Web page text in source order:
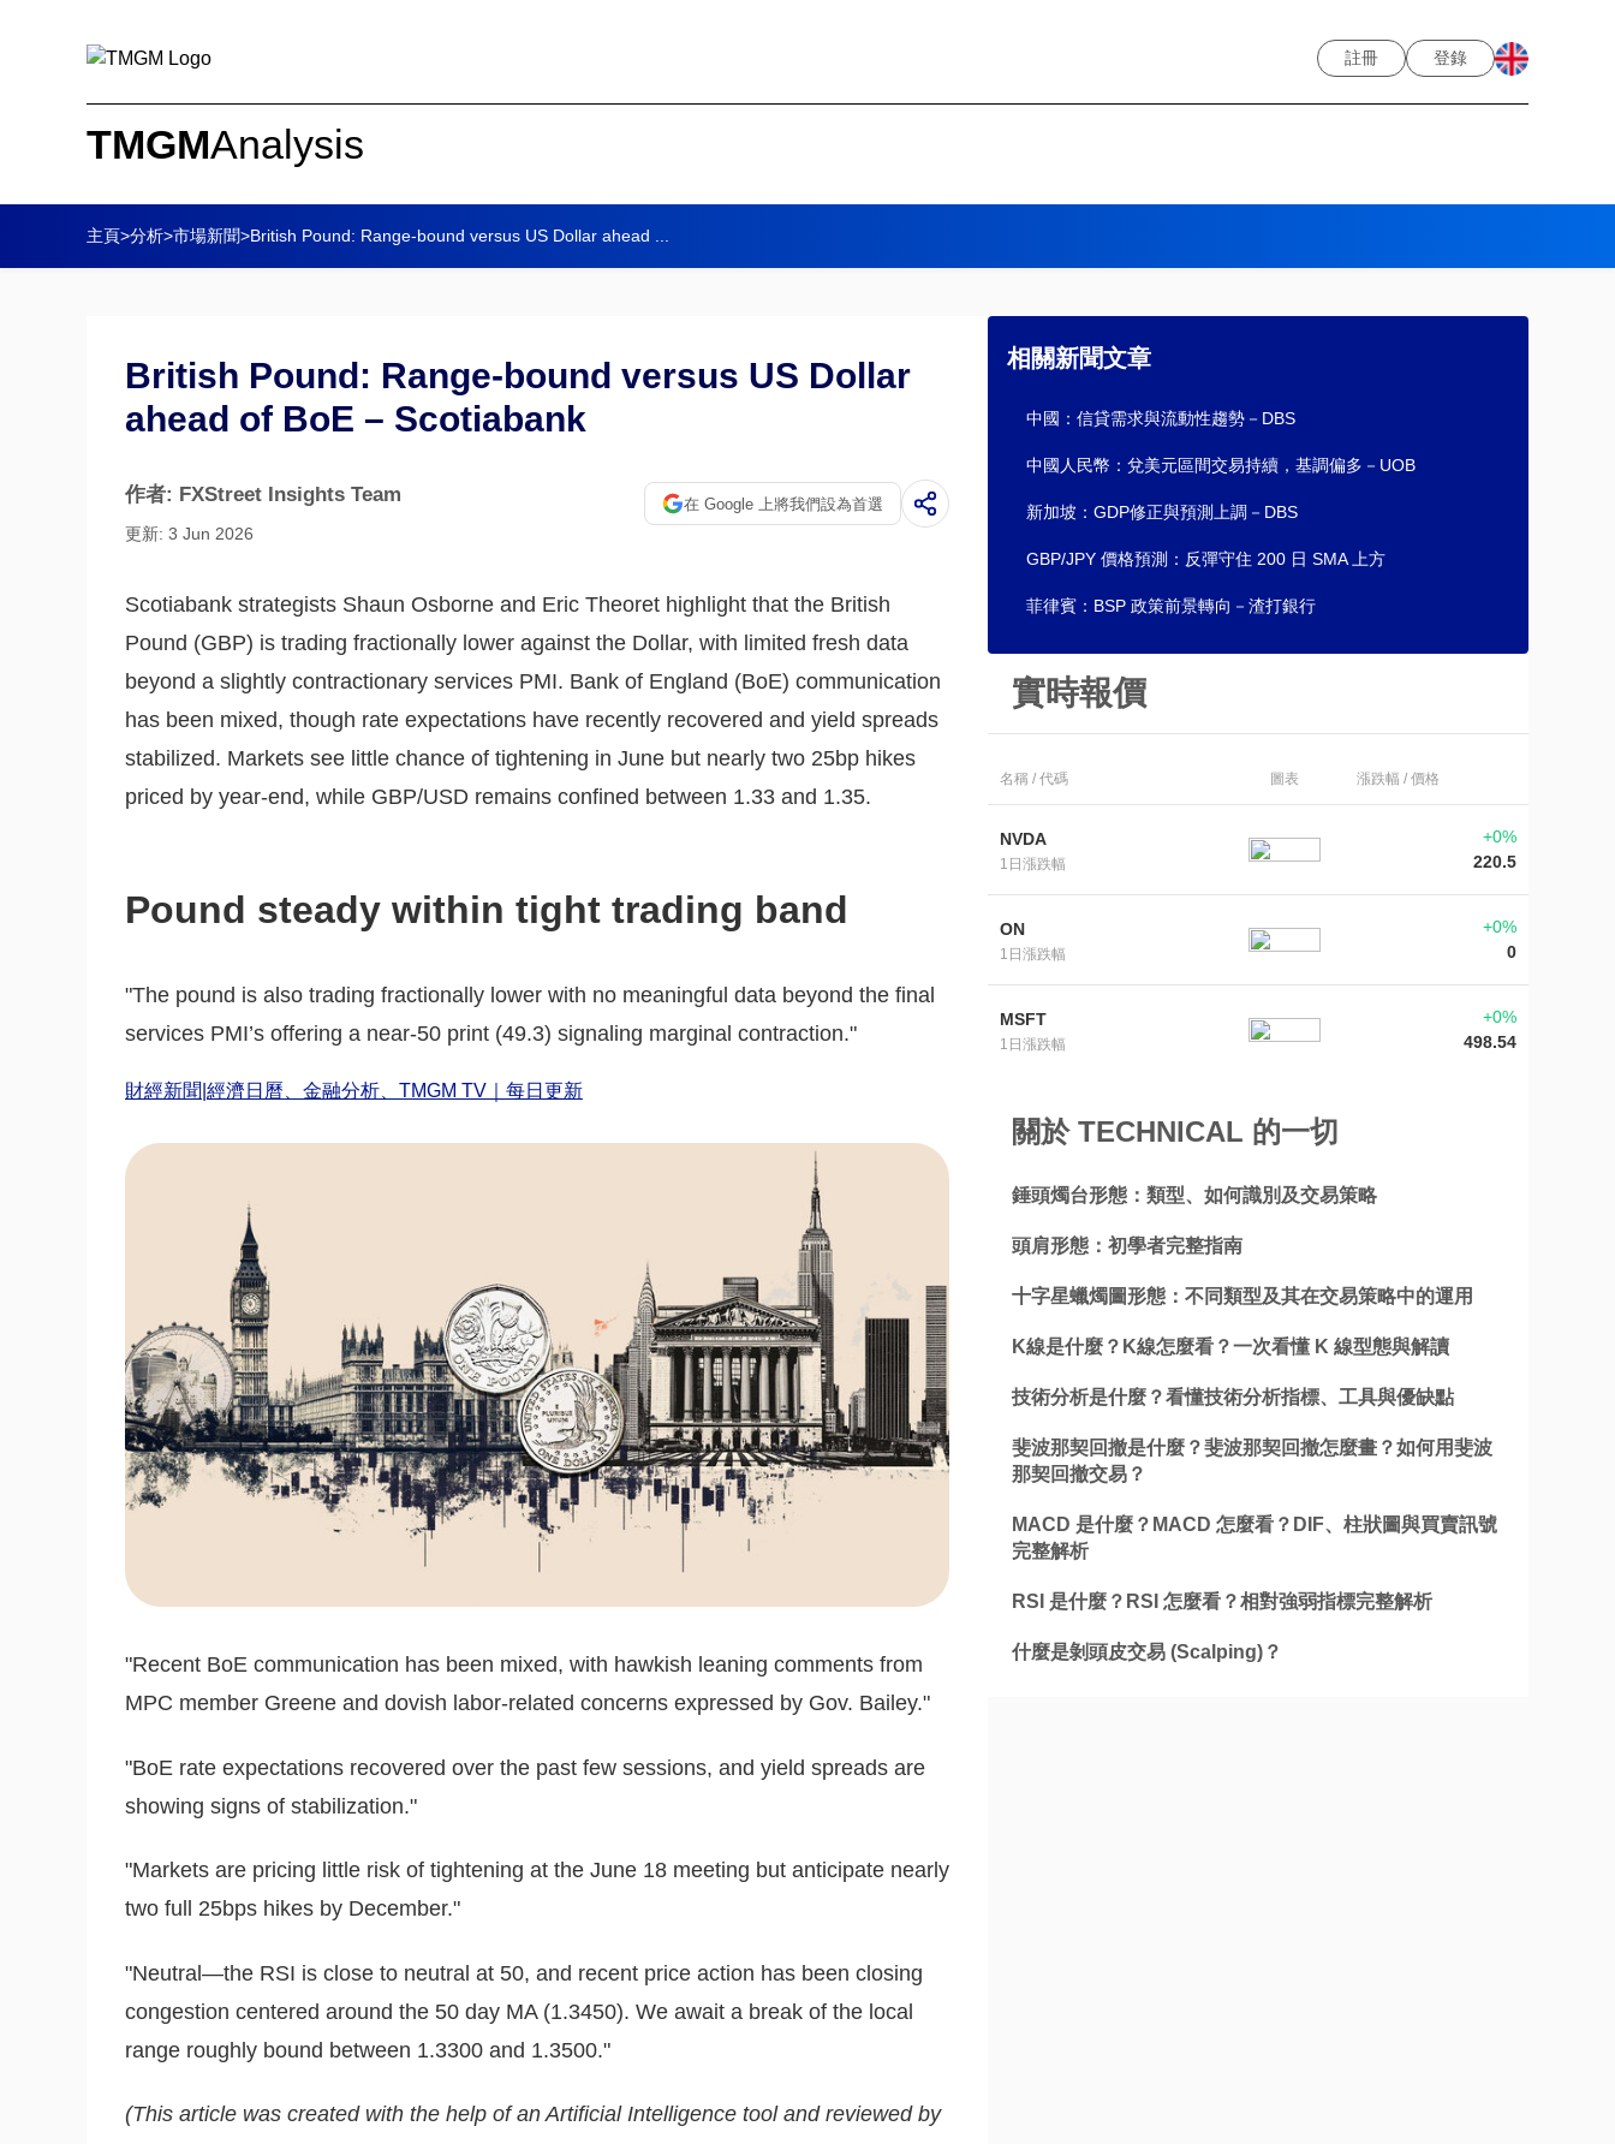
註冊 登錄
TMGMAnalysis
主頁>分析>市場新聞>British Pound: Range-bound versus US Dollar ahead ...
British Pound: Range-bound versus US Dollar
ahead of BoE – Scotiabank
作者: FXStreet Insights Team
更新: 3 Jun 2026
在 Google 上將我們設為首選
Scotiabank strategists Shaun Osborne and Eric Theoret highlight that the British
Pound (GBP) is trading fractionally lower against the Dollar, with limited fresh data
beyond a slightly contractionary services PMI. Bank of England (BoE) communication
has been mixed, though rate expectations have recently recovered and yield spreads
stabilized. Markets see little chance of tightening in June but nearly two 25bp hikes
priced by year-end, while GBP/USD remains confined between 1.33 and 1.35.
Pound steady within tight trading band
"The pound is also trading fractionally lower with no meaningful data beyond the final
services PMI’s offering a near-50 print (49.3) signaling marginal contraction."
財經新聞|經濟日曆、金融分析、TMGM TV｜每日更新
"Recent BoE communication has been mixed, with hawkish leaning comments from
MPC member Greene and dovish labor-related concerns expressed by Gov. Bailey."
"BoE rate expectations recovered over the past few sessions, and yield spreads are
showing signs of stabilization."
"Markets are pricing little risk of tightening at the June 18 meeting but anticipate nearly
two full 25bps hikes by December."
"Neutral—the RSI is close to neutral at 50, and recent price action has been closing
congestion centered around the 50 day MA (1.3450). We await a break of the local
range roughly bound between 1.3300 and 1.3500."
(This article was created with the help of an Artificial Intelligence tool and reviewed by
相關新聞文章
中國：信貸需求與流動性趨勢－DBS
中國人民幣：兌美元區間交易持續，基調偏多－UOB
新加坡：GDP修正與預測上調－DBS
GBP/JPY 價格預測：反彈守住 200 日 SMA 上方
菲律賓：BSP 政策前景轉向－渣打銀行
實時報價
名稱 / 代碼 圖表 漲跌幅 / 價格
NVDA
1日漲跌幅
+0%
220.5
ON
1日漲跌幅
+0%
0
MSFT
1日漲跌幅
+0%
498.54
關於 TECHNICAL 的一切
錘頭燭台形態：類型、如何識別及交易策略
頭肩形態：初學者完整指南
十字星蠟燭圖形態：不同類型及其在交易策略中的運用
K線是什麼？K線怎麼看？一次看懂 K 線型態與解讀
技術分析是什麼？看懂技術分析指標、工具與優缺點
斐波那契回撤是什麼？斐波那契回撤怎麼畫？如何用斐波
那契回撤交易？
MACD 是什麼？MACD 怎麼看？DIF、柱狀圖與買賣訊號
完整解析
RSI 是什麼？RSI 怎麼看？相對強弱指標完整解析
什麼是剝頭皮交易 (Scalping)？